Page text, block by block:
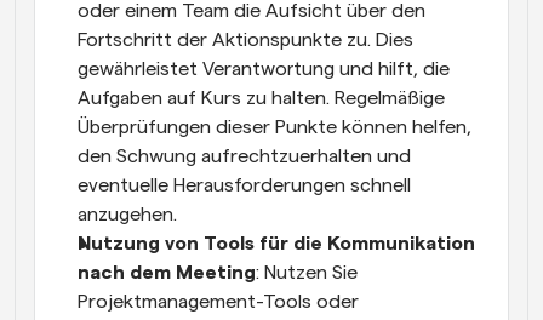
oder einem Team die Aufsicht über den
Fortschritt der Aktionspunkte zu. Dies
gewährleistet Verantwortung und hilft, die
Aufgaben auf Kurs zu halten. Regelmäßige
Überprüfungen dieser Punkte können helfen,
den Schwung aufrechtzuerhalten und
eventuelle Herausforderungen schnell
anzugehen.
Nutzung von Tools für die Kommunikation
nach dem Meeting: Nutzen Sie
Projektmanagement-Tools oder